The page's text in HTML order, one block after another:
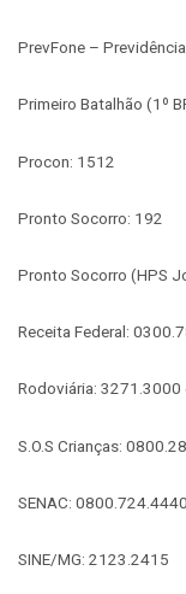
PrevFone –
Primeiro Batalhão (1º
Procon: 1512
Pronto Socorro: 192
Pronto Socorro (HPS
Receita Federal:
Rodoviária: 3271.3000
S.O.S Crianças:
SENAC: 0800.724.4440
SINE/MG: 2123.2415